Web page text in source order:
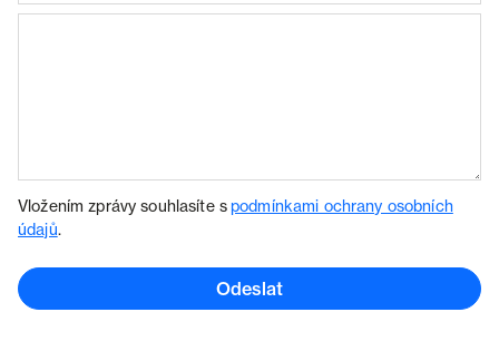
Vložením zprávy souhlasíte spodmínkami ochrany osobních
údajů.
Odeslat